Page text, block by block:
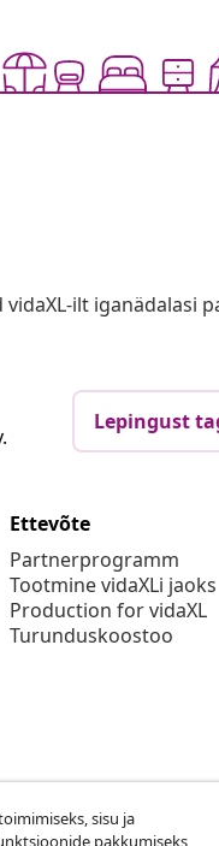
ilt iganädalasi
Lepingust
Ettevõte
Partnerprogramm
Tootmine vidaXLi jaoks
Production for vidaXL
Turunduskoostoo
sisu ja
pakkumiseks